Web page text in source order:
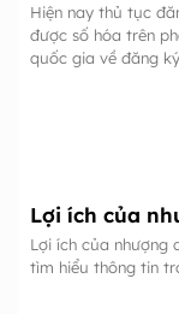
Hiện nay thủ tục
được số hóa trên
quốc gia về đăng
Lợi ích của
Lợi ích của nhượng
tìm hiểu thông tin